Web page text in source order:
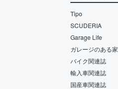
Tipo
SCUDERIA
Garage Life
ガレージのある家
バイク関連誌
輸入車関連誌
国産車関連誌